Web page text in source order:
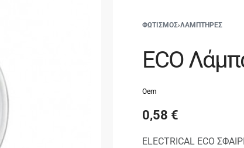
ΦΩΤΙΣΜΟΣ›ΛΑΜΠΤΗΡΕΣ
ECO
Oem
0,58 €
ELECTRICAL ECO